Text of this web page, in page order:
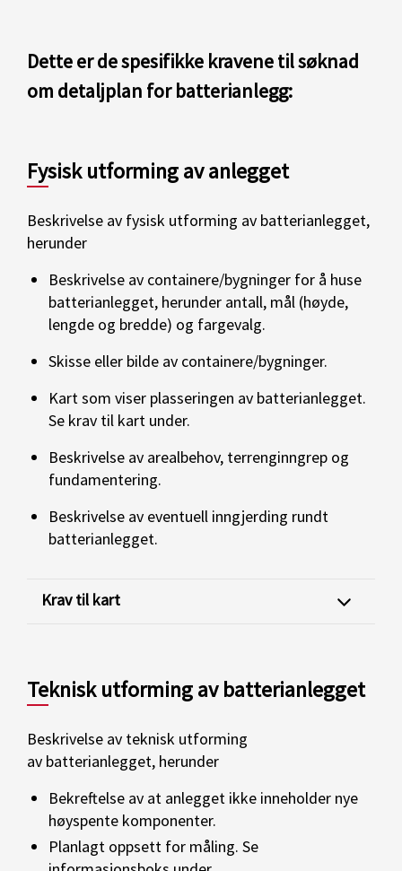
Dette er de spesifikke kravene til søknad
om detaljplan for batterianlegg:
Fysisk utforming av anlegget
Beskrivelse av fysisk utforming av batterianlegget,
herunder
Beskrivelse av containere/bygninger for å huse
batterianlegget, herunder antall, mål (høyde,
lengde og bredde) og fargevalg.
Skisse eller bilde av containere/bygninger.
Kart som viser plasseringen av batterianlegget.
Se krav til kart under.
Beskrivelse av arealbehov, terrenginngrep og
fundamentering.
Beskrivelse av eventuell inngjerding rundt
batterianlegget.
Krav til kart
Teknisk utforming av batterianlegget
Beskrivelse av teknisk utforming
av batterianlegget, herunder
Bekreftelse av at anlegget ikke inneholder nye
høyspente komponenter.
Planlagt oppsett for måling. Se